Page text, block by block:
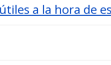
a la hora de